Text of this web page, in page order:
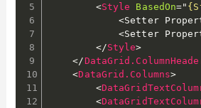
<Style BasedOn="
<Setter
<Setter
</Style>
</
<DataGrid.Columns>
<
<